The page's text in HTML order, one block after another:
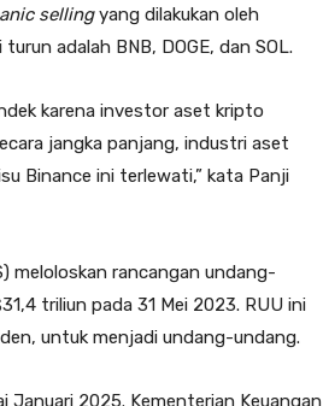
sellingyang dilakukan oleh
adalah BNB, DOGE, dan SOL.
karena investor aset kripto
jangka panjang, industri aset
Binance ini terlewati,” kata Panji
meloloskan rancangan undang-
triliun pada 31 Mei 2023. RUU ini
untuk menjadi undang-undang.
Januari 2025. Kementerian Keuangan